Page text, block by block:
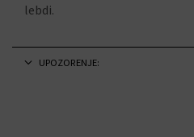
lebdi.
UPOZORENJE: